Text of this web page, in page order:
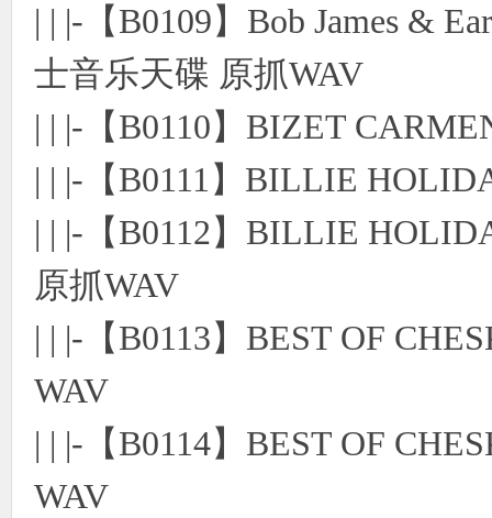
| | |-【B0109】Bob James &
士音乐天碟 原抓WAV
| | |-【B0110】BIZET
| | |-【B0111】BILLIE
| | |-【B0112】BILLIE
原抓WAV
| | |-【B0113】BEST OF
WAV
| | |-【B0114】BEST OF
WAV